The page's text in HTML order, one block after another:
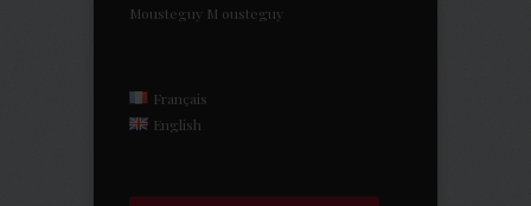
Mousteguy M ousteguy
Français
English